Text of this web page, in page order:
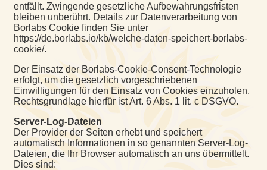
entfällt. Zwingende gesetzliche Aufbewahrungsfristen
bleiben unberührt. Details zur Datenverarbeitung von
Borlabs Cookie finden Sie unter
https://de.borlabs.io/kb/welche-daten-speichert-borlabs-
cookie/.
Der Einsatz der Borlabs-Cookie-Consent-Technologie
erfolgt, um die gesetzlich vorgeschriebenen
Einwilligungen für den Einsatz von Cookies einzuholen.
Rechtsgrundlage hierfür ist Art. 6 Abs. 1 lit. c DSGVO.
Server-Log-Dateien
Der Provider der Seiten erhebt und speichert
automatisch Informationen in so genannten Server-Log-
Dateien, die Ihr Browser automatisch an uns übermittelt.
Dies sind: